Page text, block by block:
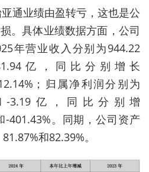
通业绩由盈转亏，这也是公
。具体业绩数据方面，公司
年营业收入分别为944.22
亿，同比分别增长
；归属净利润分别为
-3.19 亿，同比分别增
-401.43%。 同期，公司资产
81.87%和82.39%。